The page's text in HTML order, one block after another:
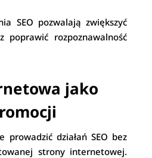
SEO pozwalają zwiększyć
rozpoznawalność
jako
prowadzić działań SEO bez
strony internetowej.